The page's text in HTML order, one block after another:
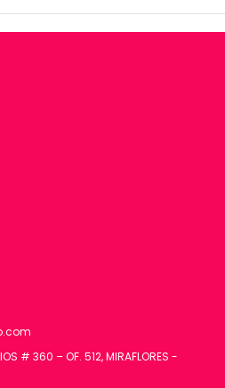
# 360 – OF. 512, MIRAFLORES -